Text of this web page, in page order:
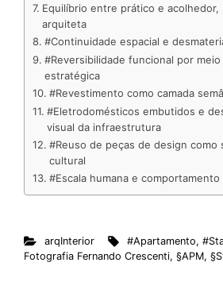
Equilíbrio entre prático e acolhedor,
arquiteta
#Continuidade espacial e
#Reversibilidade funcional por
estratégica
#Revestimento como camada
#Eletrodomésticos embutidos e
visual da infraestrutura
#Reuso de peças de design como
cultural
#Escala humana e comportamento
arqInterior #Apartamento,
Fotografia Fernando Crescenti, §APM,